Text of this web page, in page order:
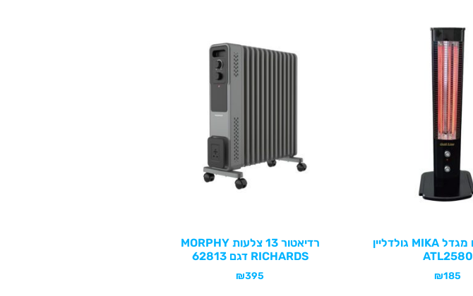
תנור חימום מגדל MIKA גולדליין
ATL2580
₪185
רדיאטור 13 צלעות MORPHY
RICHARDS דגם 62813
₪395